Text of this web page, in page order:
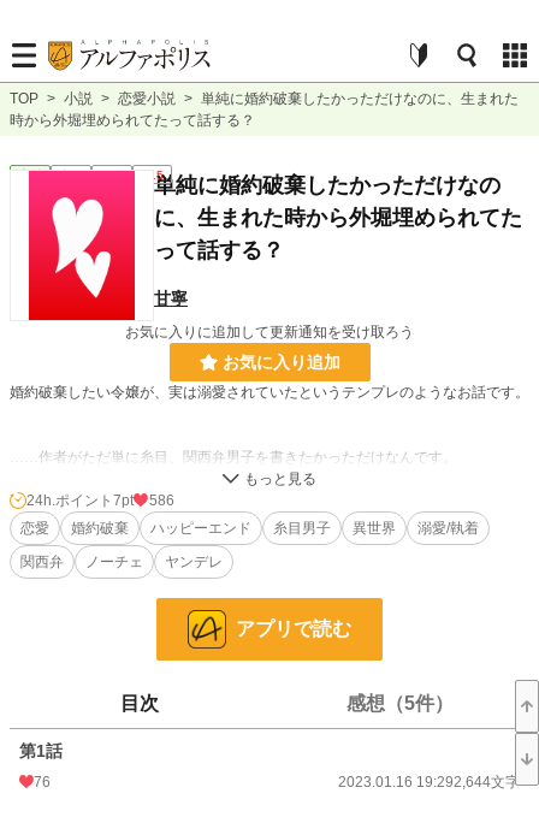
TOP > 小説 > 恋愛小説 > 単純に婚約破棄したかっただけなのに、生まれた
時から外堀埋められてたって話する？
恋愛 完結 長編 R15単純に婚約破棄したかっただけなの
に、生まれた時から外堀埋められてた
って話する？
甘寧
お気に入りに追加して更新通知を受け取ろう
お気に入り追加
婚約破棄したい令嬢が、実は溺愛されていたというテンプレのようなお話です。
……作者がただ単に糸目、関西弁男子を書きたかっただけなんです。
※不定期更新です。
小説 37,700 位 / 229,022 件
16,336 位 / 66,403 件
更新日時
24h.ポイント 7pt
586
恋愛
婚約破棄 ハッピーエンド 糸目男子 異世界
溺愛/執着
関西弁
ノーチェ ヤンデレ
アプリで読む
目次 感想（5件）
第1話
76 2023.01.16 19:292,644文字